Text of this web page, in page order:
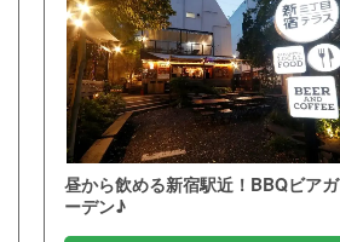
昼から飲める新宿駅近！BBQビアガ
ーデン♪